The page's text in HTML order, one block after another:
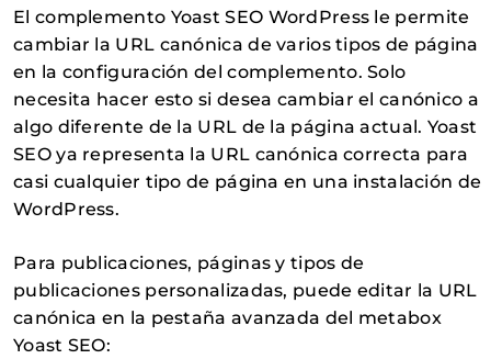
El complemento Yoast SEO WordPress le permite
cambiar la URL canónica de varios tipos de página
en la configuración del complemento. Solo
necesita hacer esto si desea cambiar el canónico a
algo diferente de la URL de la página actual. Yoast
SEO ya representa la URL canónica correcta para
casi cualquier tipo de página en una instalación de
WordPress.
Para publicaciones, páginas y tipos de
publicaciones personalizadas, puede editar la URL
canónica en la pestaña avanzada del metabox
Yoast SEO: